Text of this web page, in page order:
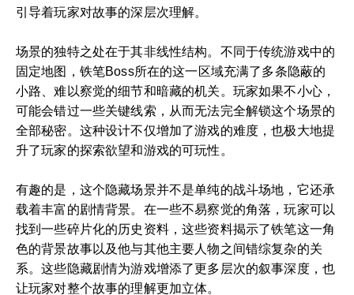
引导着玩家对故事的深层次理解。
场景的独特之处在于其非线性结构。不同于传统游戏中的
固定地图，铁笔Boss所在的这一区域充满了多条隐蔽的
小路、难以察觉的细节和暗藏的机关。玩家如果不小心，
可能会错过一些关键线索，从而无法完全解锁这个场景的
全部秘密。这种设计不仅增加了游戏的难度，也极大地提
升了玩家的探索欲望和游戏的可玩性。
有趣的是，这个隐藏场景并不是单纯的战斗场地，它还承
载着丰富的剧情背景。在一些不易察觉的角落，玩家可以
找到一些碎片化的历史资料，这些资料揭示了铁笔这一角
色的背景故事以及他与其他主要人物之间错综复杂的关
系。这些隐藏剧情为游戏增添了更多层次的叙事深度，也
让玩家对整个故事的理解更加立体。